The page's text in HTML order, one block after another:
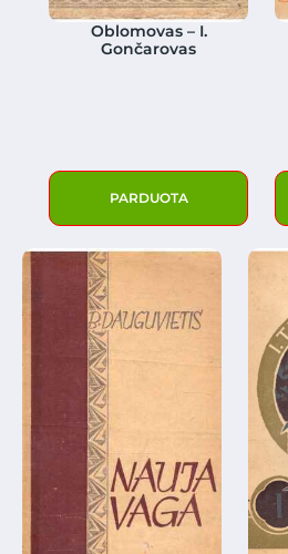
Oblomovas – I.
Gončarovas
PARDUOTA